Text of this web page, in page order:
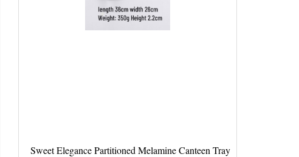
Sweet Elegance Partitioned Melamine Canteen Tray